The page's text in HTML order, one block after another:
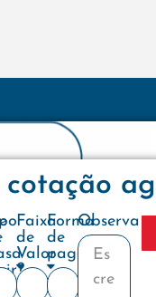
cotação
Faixa
de
Valor
Forma
de
pagamento